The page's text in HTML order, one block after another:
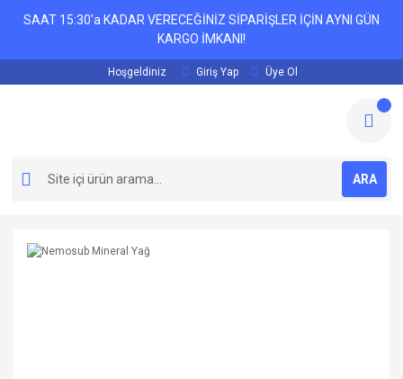
SAAT 15:30'a KADAR VERECEĞİNİZ SİPARİŞLER İÇİN AYNI GÜN
KARGO İMKANI!
Hoşgeldiniz Giriş Yap Üye Ol
ARA